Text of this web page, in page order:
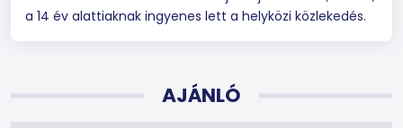
a 14 év alattiaknak ingyenes lett a helyközi közlekedés.
AJÁNLÓ